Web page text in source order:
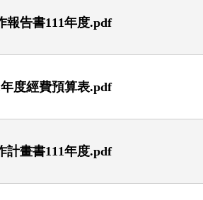
報告書111年度.pdf
度經費預算表.pdf
計畫書111年度.pdf